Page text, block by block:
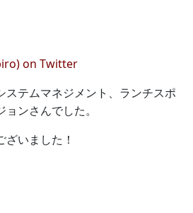
on Twitter
ステムマネジメント、ランチスポ
ンさんでした。
いました！